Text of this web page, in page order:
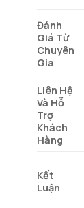
Đánh
Giá Từ
Chuyên
Gia
Liên Hệ
Và Hỗ
Trợ
Khách
Hàng
Kết
Luận